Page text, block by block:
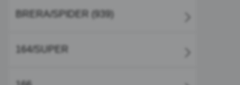
BRERA/SPIDER (939)
164/SUPER